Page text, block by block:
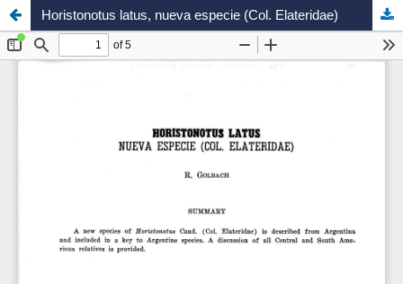
Horistonotus latus, nueva especie (Col. Elateridae)